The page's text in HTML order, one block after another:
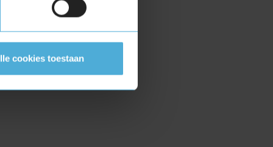
cookies toestaan